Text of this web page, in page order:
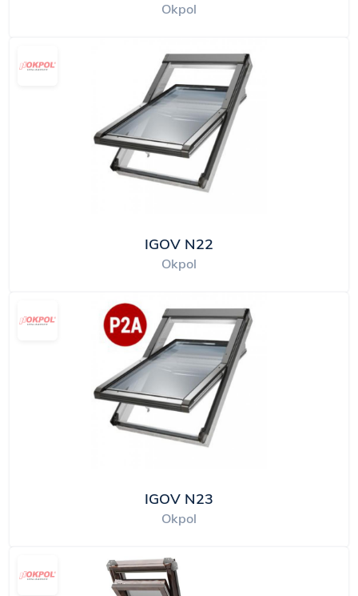
Okpol
IGOV N22
Okpol
IGOV N23
Okpol